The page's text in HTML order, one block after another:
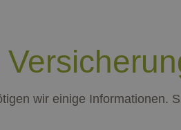
wir einige Informationen.